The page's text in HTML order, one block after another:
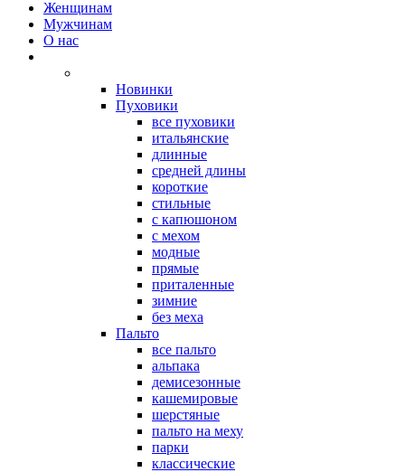
Женщинам
Мужчинам
О нас
Новинки
Пуховики
все пуховики
итальянские
длинные
средней длины
короткие
стильные
с капюшоном
с мехом
модные
прямые
приталенные
зимние
без меха
Пальто
все пальто
альпака
демисезонные
кашемировые
шерстяные
пальто на меху
парки
классические